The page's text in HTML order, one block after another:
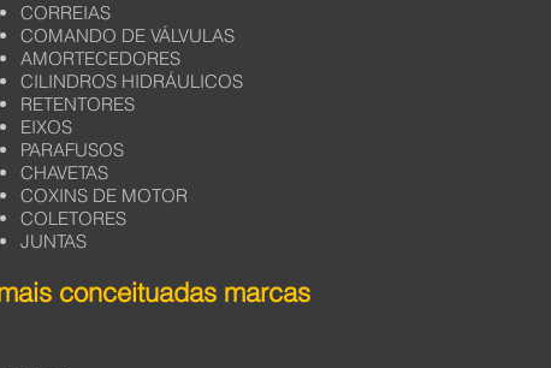
CORREIAS
COMANDO DE VÁLVULAS
AMORTECEDORES
CILINDROS HIDRÁULICOS
RETENTORES
EIXOS
PARAFUSOS
CHAVETAS
COXINS DE MOTOR
COLETORES
JUNTAS
conceituadas marcas